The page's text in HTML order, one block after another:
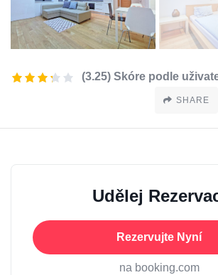
(3.25) Skóre podle
SHARE
Udělej
Rezervujte Nyní
na booking.com